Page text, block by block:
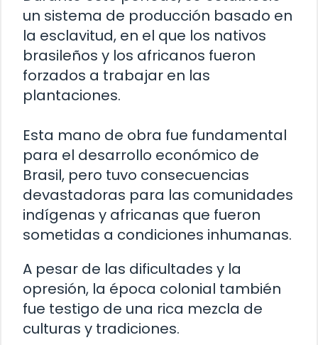
un sistema de producción basado en
la esclavitud, en el que los nativos
brasileños y los africanos fueron
forzados a trabajar en las
plantaciones.
Esta mano de obra fue fundamental
para el desarrollo económico de
Brasil, pero tuvo consecuencias
devastadoras para las comunidades
indígenas y africanas que fueron
sometidas a condiciones inhumanas.
A pesar de las dificultades y la
opresión, la época colonial también
fue testigo de una rica mezcla de
culturas y tradiciones.